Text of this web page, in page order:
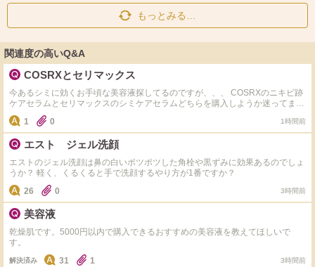
もっとみる…
関連度の高いQ&A
COSRXとセリマックス
今あるシミに効くお手頃な美容液探してるのですが、、、 COSRXのニキビ跡
ケアセラムとセリマックスのシミケアセラムどちらを購入しようか迷ってま
す。 実際使用された事ある方是非おすすめ教えてくださいm(_ _)m
1 0 1時間前
エスト ジェル洗顔
エストのジェル洗顔は鼻の白いポツポツした角栓や黒ずみに効果あるのでしょ
うか？ 軽く、くるくると手で洗顔するやり方が1番ですか？
26
0 3時間前
美容液
乾燥肌です。5000円以内で購入できるおすすめの美容液を教えてほしいで
す。
解決済み 31 1 3時間前